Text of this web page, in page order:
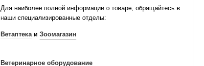
Для наиболее полной информации о товаре, обращайтесь в
наши специализированные отделы:
Ветаптекаи Зоомагазин
Ветеринарное оборудование